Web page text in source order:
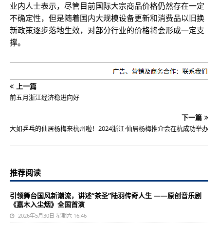
业内人士表示，尽管目前国际大宗商品价格仍然存在一定
不确定性，但是随着国内大规模设备更新和消费品以旧换
新政策逐步落地生效，对部分行业的价格将会形成一定支
撑。
上一篇
前五月浙江经济稳进向好
下一篇
大如乒乓的仙居杨梅来杭州啦！2024浙江·仙居杨梅推介会在杭成功举办
推荐阅读
引领舞台国风新潮流，讲述“茶圣”陆羽传奇人生 ——原创音乐剧
《嘉木入尘烟》全国首演
2026年5月30日 星期六 16:46